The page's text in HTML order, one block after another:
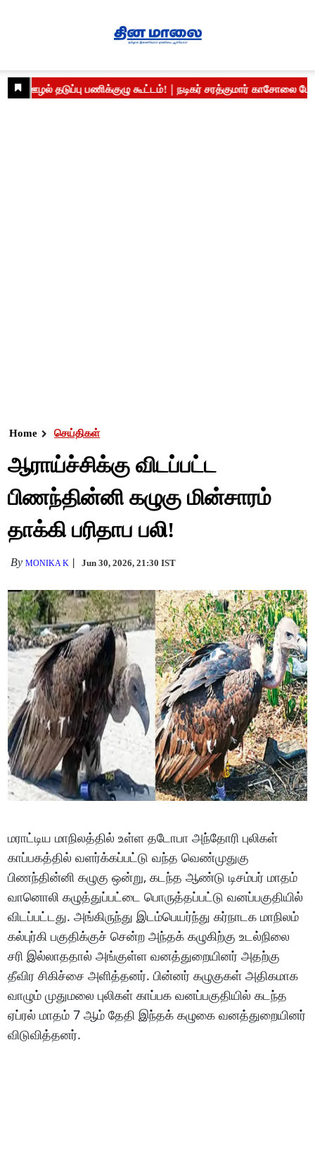
Home செய்திகள்
ஆராய்ச்சிக்கு விடப்பட்ட
பிணந்தின்னி கழுகு மின்சாரம்
தாக்கி பரிதாப பலி!
ByMONIKA K Jun 30, 2026, 21:30 IST
மராட்டிய மாநிலத்தில் உள்ள தடோபா அந்தோரி புலிகள்
காப்பகத்தில் வளர்க்கப்பட்டு வந்த வெண்முதுகு
பிணந்தின்னி கழுகு ஒன்று, கடந்த ஆண்டு டிசம்பர் மாதம்
வானொலி கழுத்துப்பட்டை பொருத்தப்பட்டு வனப்பகுதியில்
விடப்பட்டது. அங்கிருந்து இடம்பெயர்ந்து கர்நாடக மாநிலம்
கல்புர்கி பகுதிக்குச் சென்ற அந்தக் கழுகிற்கு உடல்நிலை
சரி இல்லாததால் அங்குள்ள வனத்துறையினர் அதற்கு
தீவிர சிகிச்சை அளித்தனர். பின்னர் கழுகுகள் அதிகமாக
வாழும் முதுமலை புலிகள் காப்பக வனப்பகுதியில் கடந்த
ஏப்ரல் மாதம் 7 ஆம் தேதி இந்தக் கழுகை வனத்துறையினர்
விடுவித்தனர்.